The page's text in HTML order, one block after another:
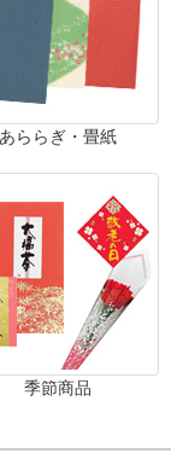
あららぎ・畳紙
季節商品